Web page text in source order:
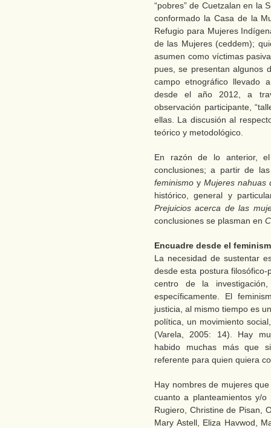
“pobres” de Cuetzalan en la
conformado la Casa de la
Refugio para Mujeres
de las Mujeres (ceddem);
asumen como víctimas
pues, se presentan algunos
campo etnográfico llevado
desde el año 2012, a
observación participante,
ellas. La discusión al
teórico y metodológico.
En razón de lo anterior,
conclusiones; a partir de
feminismo y Mujeres nahuas
histórico, general y
Prejuicios acerca de las
conclusiones se plasman en
Encuadre desde el
La necesidad de sustentar
desde esta postura
centro de la
específicamente. El
justicia, al mismo tiempo es
política, un movimiento
(Varela, 2005: 14). Hay
habido muchas más que
referente para quien quiera
Hay nombres de mujeres
cuanto a planteamientos y/
Rugiero, Christine de Pisan,
Mary Astell, Eliza Havwod,